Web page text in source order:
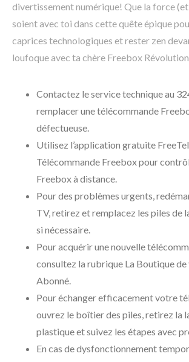
divertissement numérique! Que la force
soient avec toi dans cette quête épique
caprices technologiques et rester zen
loufoque avec ta chère Freebox
Contactez le service technique au
remplacer une télécommande
défectueuse.
Utilisez l’application gratuite
Télécommande Freebox pour
Freebox à distance.
Pour des problèmes urgents,
TV, retirez et remplacez les piles de
si nécessaire.
Pour acquérir une nouvelle
consultez la rubrique La Boutique
Abonné.
Pour échanger efficacement votre
ouvrez le boîtier des piles, retirez la
plastique et suivez les étapes avec
En cas de dysfonctionnement